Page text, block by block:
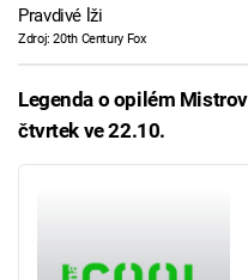
Pravdivé lži
Zdroj: 20th Century Fox
Legenda o opilém
čtvrtek ve 22.10.